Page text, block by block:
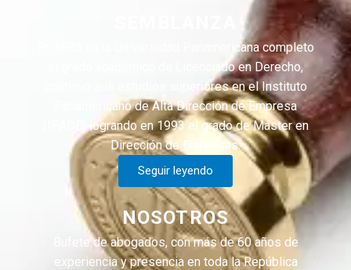
En 1985 en la Universidad Panamericana completo
el grado académico de Licenciado en Derecho,
continuo sus estudios superiores en el Instituto
Panamericano de Alta Dirección de Empresa
(IPADE) logrando en 1993 el grado de Máster en
Dirección de Empresas.
Seguir leyendo
NOSOTROS
Bufete de abogados, con más de 60 años de
experiencia y presencia en toda la República